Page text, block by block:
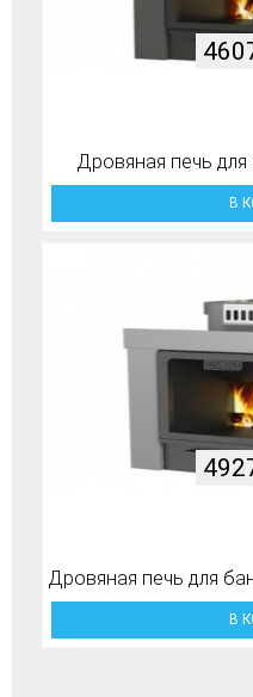
Дровяная печь
В
Дровяная печь для
В